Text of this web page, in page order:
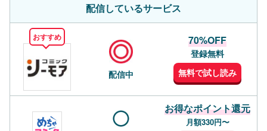
配信しているサービス
おすすめ
配信中
70%OFF
登録無料
無料で試し読み
お得なポイント還元
月額330円〜